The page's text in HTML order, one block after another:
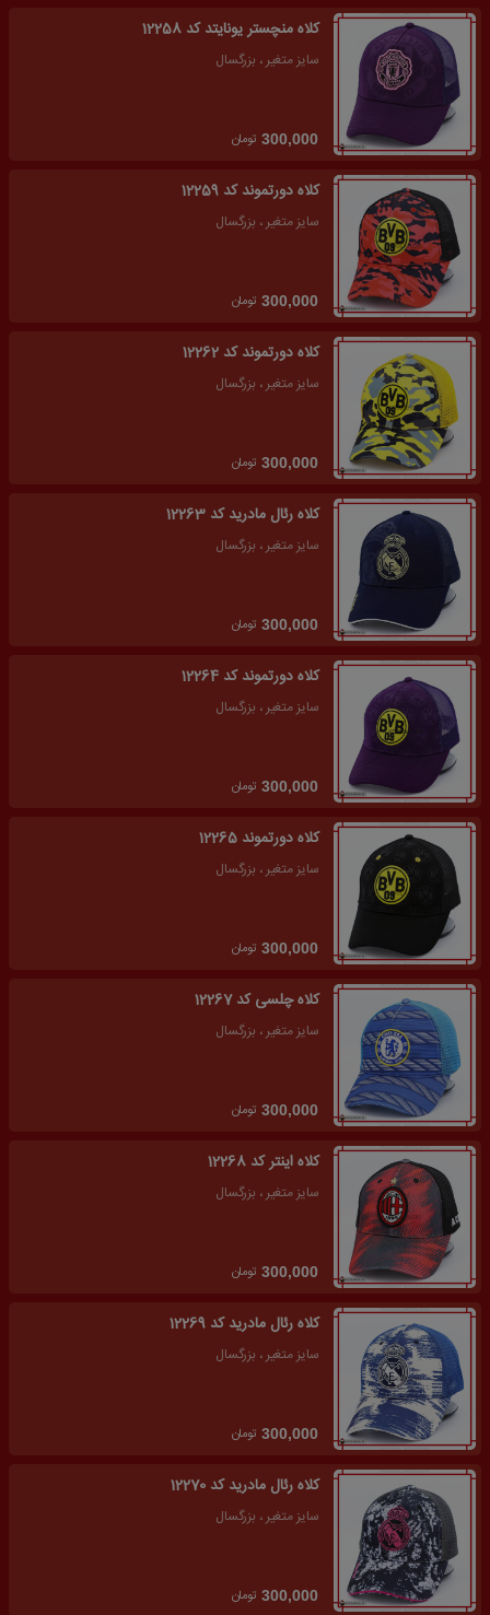
کلاه منچستر یونایتد کد 12258
سایز متغیر ، بزرگسال
300,000 تومان
کلاه دورتموند کد 12259
سایز متغیر ، بزرگسال
300,000 تومان
کلاه دورتموند کد 12262
سایز متغیر ، بزرگسال
300,000 تومان
کلاه رئال مادرید کد 12263
سایز متغیر ، بزرگسال
300,000 تومان
کلاه دورتموند کد 12264
سایز متغیر ، بزرگسال
300,000 تومان
کلاه دورتموند 12265
سایز متغیر ، بزرگسال
300,000 تومان
کلاه چلسی کد 12267
سایز متغیر ، بزرگسال
300,000 تومان
کلاه اینتر کد 12268
سایز متغیر ، بزرگسال
300,000 تومان
کلاه رئال مادرید کد 12269
سایز متغیر ، بزرگسال
300,000 تومان
کلاه رئال مادرید کد 12270
سایز متغیر ، بزرگسال
300,000 تومان